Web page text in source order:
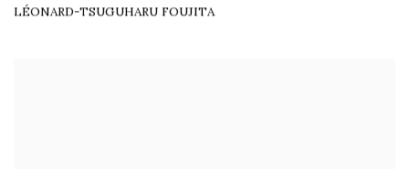
LÉONARD-TSUGUHARU FOUJITA